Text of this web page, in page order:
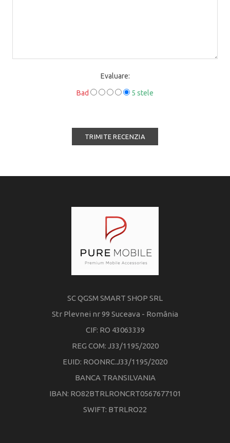
Evaluare:
Bad 5 stele
SC QGSM SMART SHOP SRL
Str Plevnei nr 99 Suceava - România
CIF: RO 43063339
REG COM: J33/1195/2020
EUID: ROONRC.J33/1195/2020
BANCA TRANSILVANIA
IBAN: RO82BTRLRONCRT0567677101
SWIFT: BTRLRO22